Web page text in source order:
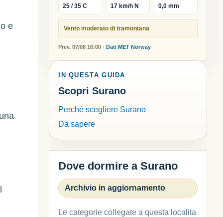
e
25 / 35 C 17 km/h N 0,0 mm
Vento moderato di tramontana
Prev. 07/08 16:00 ·Dati MET Norway
IN QUESTA GUIDA
Scopri Surano
Perché scegliere Surano
Da sapere
Dove dormire a Surano
Archivio in aggiornamento
Le categorie collegate a questa localita